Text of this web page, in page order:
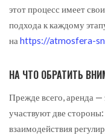
этот процесс имеет
подхода к каждому
на https://atmosfera-
НА ЧТО ОБРАТИТЬ
Прежде всего, аренда —
участвуют две
взаимодействия